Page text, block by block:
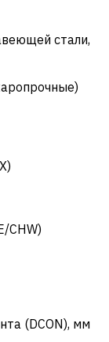
стали,
CHW)
(DCON), мм